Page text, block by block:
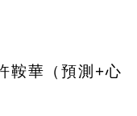
鞍華（預測+心